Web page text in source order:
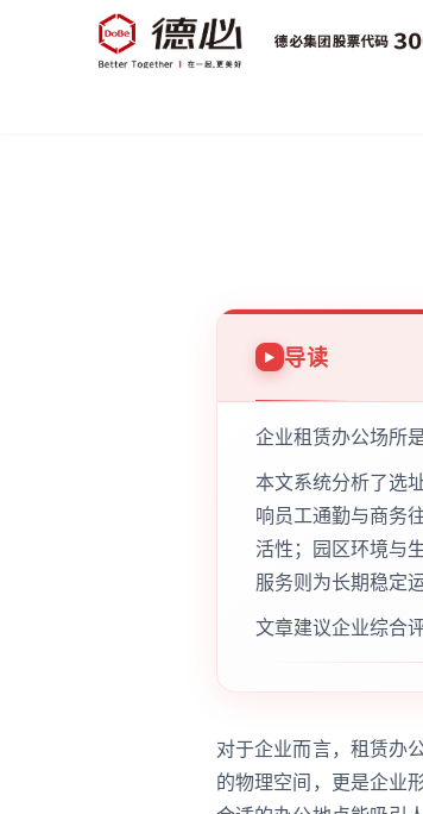
导读
企业租赁办公场所
本文系统分析了选
响员工通勤与商务
活性；园区环境与
服务则为长期稳定
文章建议企业综合
对于企业而言，租赁办
的物理空间，更是企业